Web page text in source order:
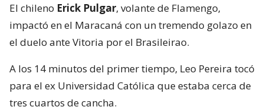
El chileno Erick Pulgar, volante de Flamengo,
impactó en el Maracaná con un tremendo golazo en
el duelo ante Vitoria por el Brasileirao.
A los 14 minutos del primer tiempo, Leo Pereira tocó
para el ex Universidad Católica que estaba cerca de
tres cuartos de cancha.